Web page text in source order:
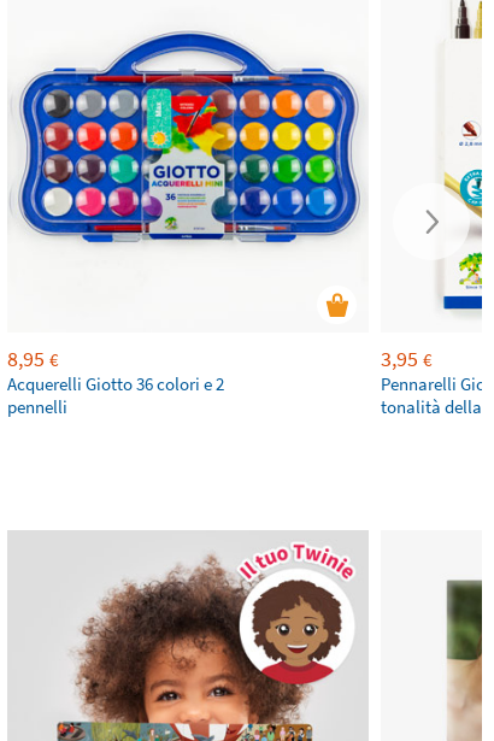
8,95 €
Acquerelli Giotto 36 colori e 2
pennelli
3,95 €
Pennarelli
tonalità della